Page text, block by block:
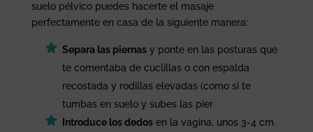
suelo pélvico puedes hacerte el masaje
perfectamente en casa de la siguiente manera:
Separa las piernasy ponte en las posturas que
te comentaba de cuclillas o con espalda
recostada y rodillas elevadas (como si te
tumbas en suelo y subes las pier
Introduce los dedosen la vagina, unos 3-4 cm.